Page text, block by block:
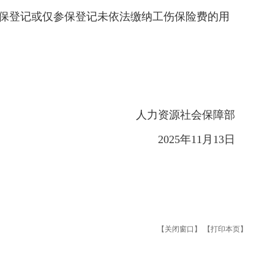
登记或仅参保登记未依法缴纳工伤保险费的用
人力资源社会保障部
2025年11月13日
【关闭窗口】 【打印本页】